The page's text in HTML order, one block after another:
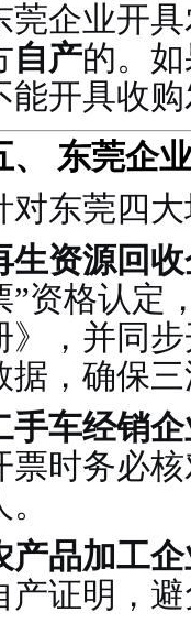
莞企业开
自产的。
能开具收
、 东莞企
对东莞四
生资源回
”资格认定
》，并同
据，确保
手车经销
票时务必
。
产品加工
产证明，